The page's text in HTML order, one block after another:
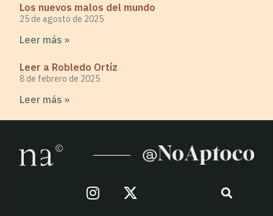
Los nuevos malos del mundo
25 de agosto de 2025
Leer más »
Leer a Robledo Ortíz
8 de febrero de 2025
Leer más »